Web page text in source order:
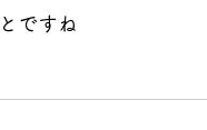
ですね